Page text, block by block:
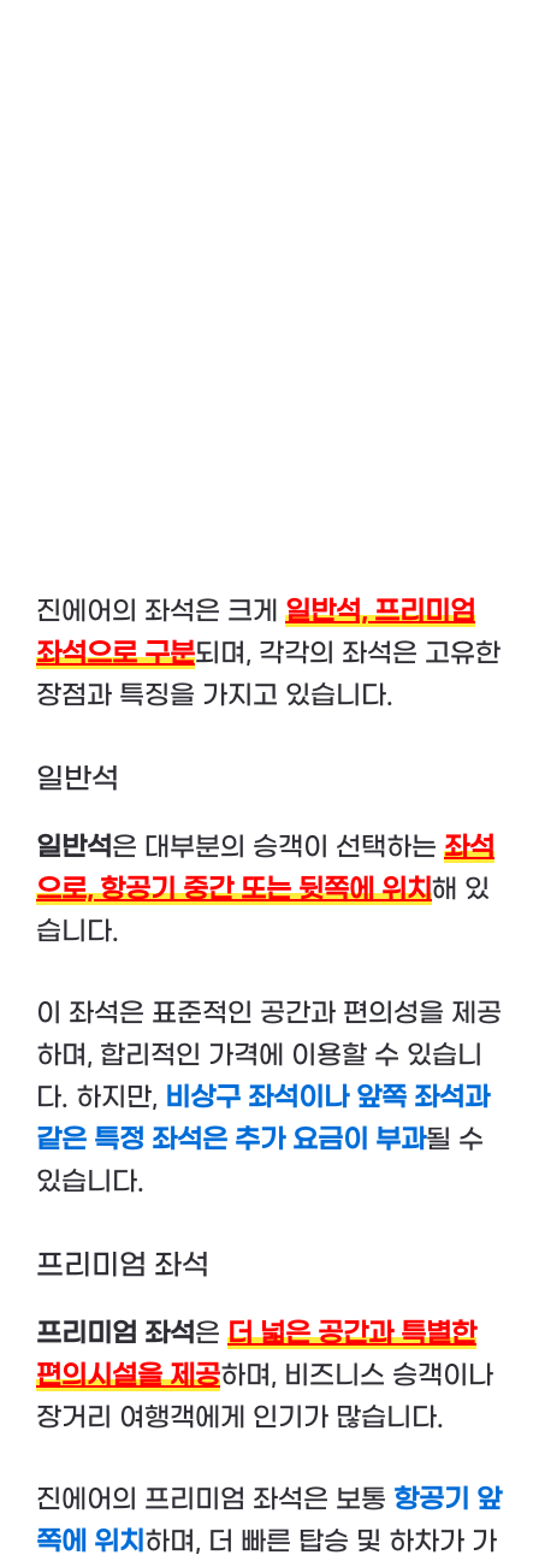
진에어의 좌석은 크게 일반석, 프리미엄
좌석으로 구분되며, 각각의 좌석은 고유한
장점과 특징을 가지고 있습니다.
일반석
일반석은 대부분의 승객이 선택하는 좌석
으로, 항공기 중간 또는 뒷쪽에 위치해 있
습니다.
이 좌석은 표준적인 공간과 편의성을 제공
하며, 합리적인 가격에 이용할 수 있습니
다. 하지만, 비상구 좌석이나 앞쪽 좌석과
같은 특정 좌석은 추가 요금이 부과될 수
있습니다.
프리미엄 좌석
프리미엄 좌석은 더 넓은 공간과 특별한
편의시설을 제공하며, 비즈니스 승객이나
장거리 여행객에게 인기가 많습니다.
진에어의 프리미엄 좌석은 보통 항공기 앞
쪽에 위치 하며, 더 빠른 탑승 및 하차가 가